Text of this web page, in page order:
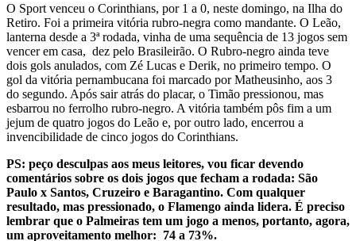
O Sport venceu o Corinthians, por 1 a 0, neste domingo, na Ilha do
Retiro. Foi a primeira vitória rubro-negra como mandante. O Leão,
lanterna desde a 3ª rodada, vinha de uma sequência de 13 jogos sem
vencer em casa, dez pelo Brasileirão. O Rubro-negro ainda teve
dois gols anulados, com Zé Lucas e Derik, no primeiro tempo. O
gol da vitória pernambucana foi marcado por Matheusinho, aos 3
do segundo. Após sair atrás do placar, o Timão pressionou, mas
esbarrou no ferrolho rubro-negro. A vitória também pôs fim a um
jejum de quatro jogos do Leão e, por outro lado, encerrou a
invencibilidade de cinco jogos do Corinthians.
PS: peço desculpas aos meus leitores, vou ficar devendo
comentários sobre os dois jogos que fecham a rodada: São
Paulo x Santos, Cruzeiro e Baragantino. Com qualquer
resultado, mas pressionado, o Flamengo ainda lidera. É preciso
lembrar que o Palmeiras tem um jogo a menos, portanto, agora,
um aproveitamento melhor: 74 a 73%.